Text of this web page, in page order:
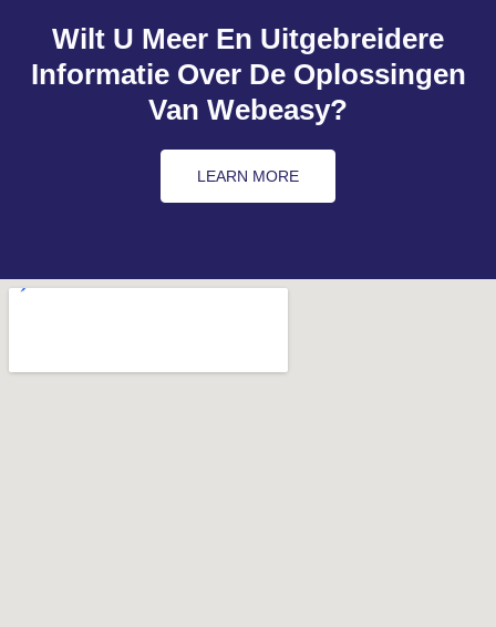
Wilt U Meer En Uitgebreidere
Informatie Over De Oplossingen
Van Webeasy?
LEARN MORE